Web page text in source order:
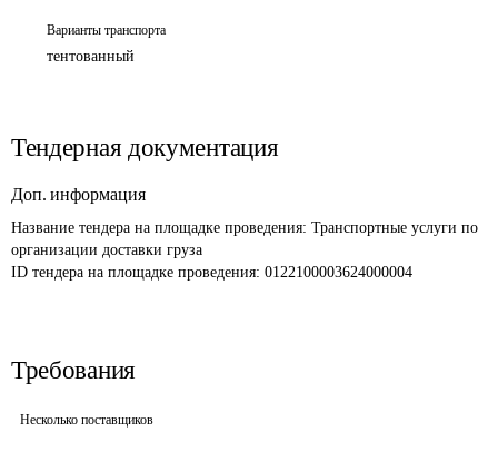
Варианты транспорта
тентованный
Тендерная документация
Доп. информация
Название тендера на площадке проведения: Транспортные услуги по
организации доставки груза
ID тендера на площадке проведения: 0122100003624000004
Требования
Несколько поставщиков